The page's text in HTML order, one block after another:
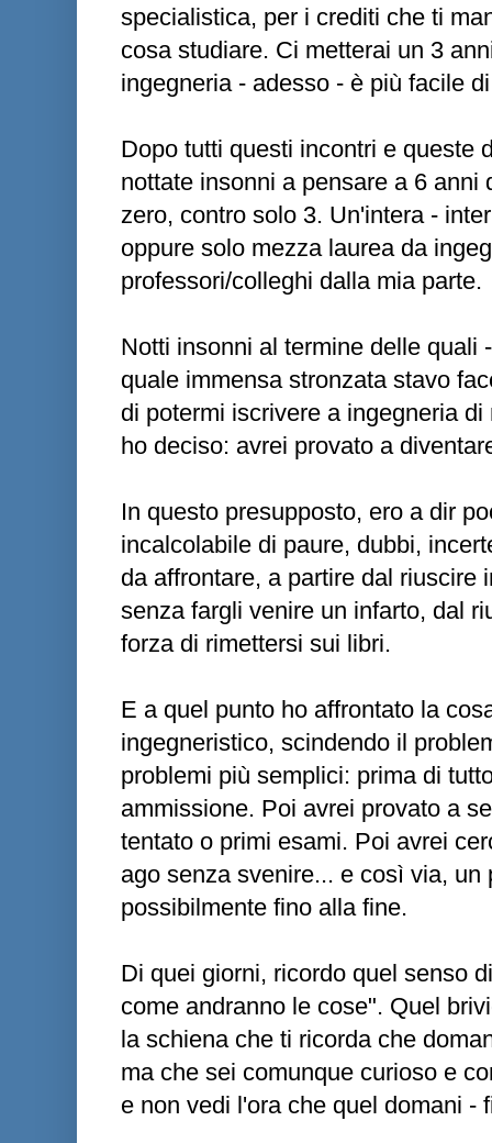
specialistica, per i crediti che ti
cosa studiare. Ci metterai un 3
ingegneria - adesso - è più facile
Dopo tutti questi incontri e queste
nottate insonni a pensare a 6 anni
zero, contro solo 3. Un'intera -
oppure solo mezza laurea da
professori/colleghi dalla mia parte.
Notti insonni al termine delle quali
quale immensa stronzata stavo
di potermi iscrivere a ingegneria
ho deciso: avrei provato a
In questo presupposto, ero a dir
incalcolabile di paure, dubbi,
da affrontare, a partire dal riuscire
senza fargli venire un infarto, dal
forza di rimettersi sui libri.
E a quel punto ho affrontato la
ingegneristico, scindendo il
problemi più semplici: prima di
ammissione. Poi avrei provato a
tentato o primi esami. Poi avrei
ago senza svenire... e così via,
possibilmente fino alla fine.
Di quei giorni, ricordo quel senso
come andranno le cose". Quel
la schiena che ti ricorda che
ma che sei comunque curioso e
e non vedi l'ora che quel domani -